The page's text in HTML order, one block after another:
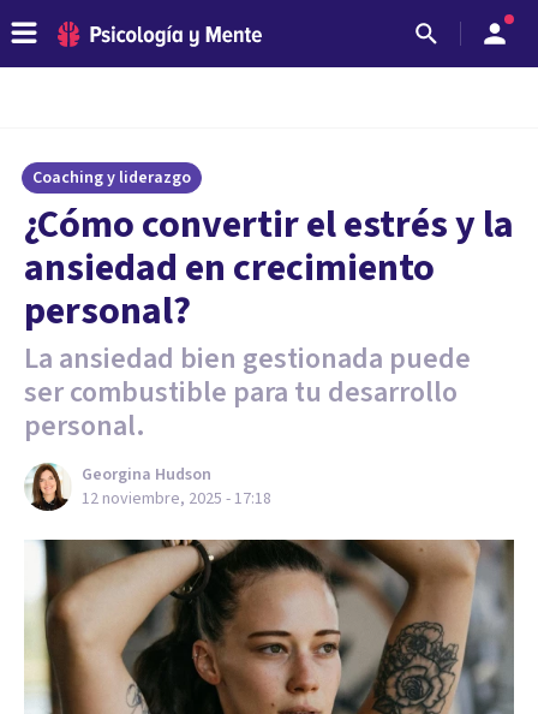
Coaching y liderazgo
¿Cómo convertir el estrés y la
ansiedad en crecimiento
personal?
La ansiedad bien gestionada puede
ser combustible para tu desarrollo
personal.
Georgina Hudson
12 noviembre, 2025 - 17:18